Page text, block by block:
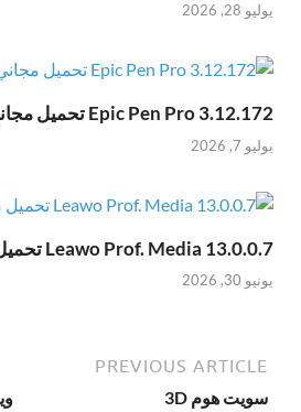
يوليو 28, 2026
Epic Pen Pro 3.12.172 تحميل مجاني
يوليو 7, 2026
Leawo Prof. Media 13.0.0.7 تحميل مجاني
يونيو 30, 2026
PREVIOUS ARTICLE
سويت هوم 3D